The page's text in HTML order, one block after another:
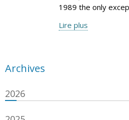
1989 the only
Lire plus
Archives
2026